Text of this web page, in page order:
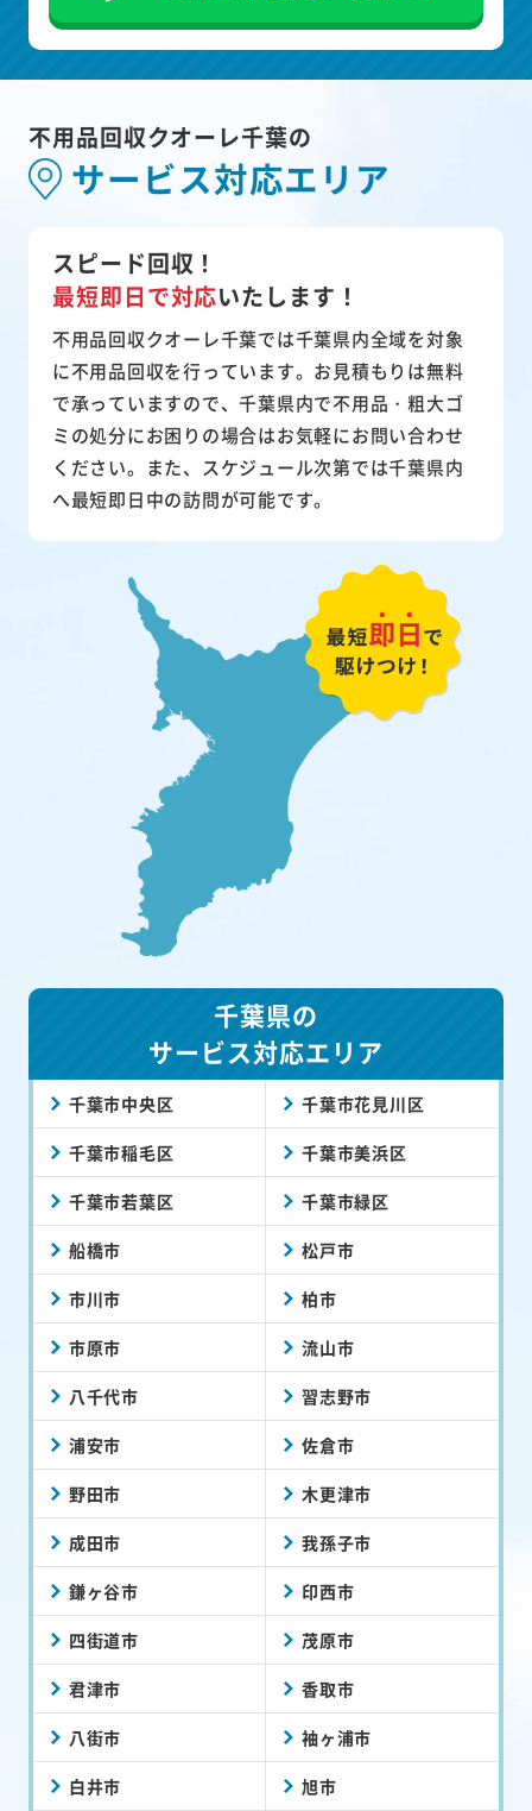
不用品回収クオーレ千葉の
サービス対応エリア
スピード回収！
最短即日で対応いたします！
不用品回収クオーレ千葉では千葉県内全域を対象
に不用品回収を行っています。お見積もりは無料
で承っていますので、千葉県内で不用品・粗大ゴ
ミの処分にお困りの場合はお気軽にお問い合わせ
ください。また、スケジュール次第では千葉県内
へ最短即日中の訪問が可能です。
千葉県の
サービス対応エリア
千葉市中央区 千葉市花見川区
千葉市稲毛区 千葉市美浜区
千葉市若葉区 千葉市緑区
船橋市 松戸市
市川市 柏市
市原市 流山市
八千代市 習志野市
浦安市 佐倉市
野田市 木更津市
成田市 我孫子市
鎌ヶ谷市 印西市
四街道市 茂原市
君津市 香取市
八街市 袖ヶ浦市
白井市 旭市